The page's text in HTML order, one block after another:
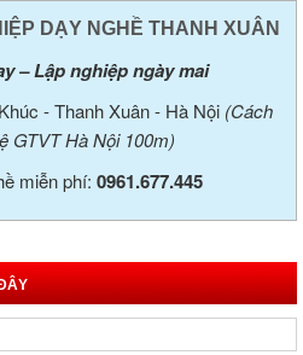
DẠY NGHỀ THANH XUÂN
– Lập nghiệp ngày mai
- Thanh Xuân - Hà Nội (Cách
GTVT Hà Nội 100m)
miễn phí: 0961.677.445